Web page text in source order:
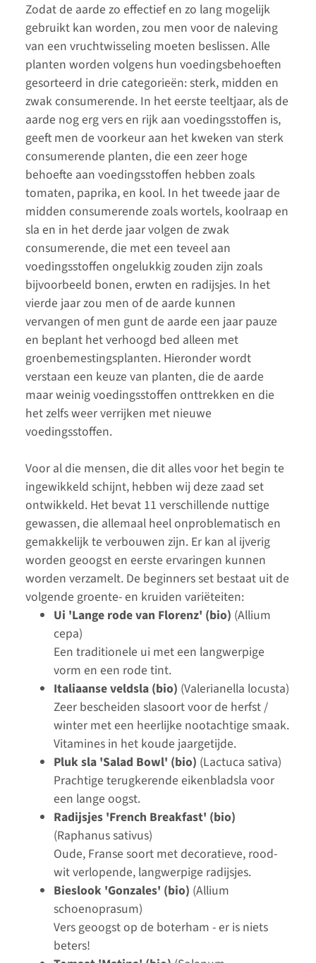
Zodat de aarde zo effectief en zo lang mogelijk
gebruikt kan worden, zou men voor de naleving
van een vruchtwisseling moeten beslissen. Alle
planten worden volgens hun voedingsbehoeften
gesorteerd in drie categorieën: sterk, midden en
zwak consumerende. In het eerste teeltjaar, als de
aarde nog erg vers en rijk aan voedingsstoffen is,
geeft men de voorkeur aan het kweken van sterk
consumerende planten, die een zeer hoge
behoefte aan voedingsstoffen hebben zoals
tomaten, paprika, en kool. In het tweede jaar de
midden consumerende zoals wortels, koolraap en
sla en in het derde jaar volgen de zwak
consumerende, die met een teveel aan
voedingsstoffen ongelukkig zouden zijn zoals
bijvoorbeeld bonen, erwten en radijsjes. In het
vierde jaar zou men of de aarde kunnen
vervangen of men gunt de aarde een jaar pauze
en beplant het verhoogd bed alleen met
groenbemestingsplanten. Hieronder wordt
verstaan een keuze van planten, die de aarde
maar weinig voedingsstoffen onttrekken en die
het zelfs weer verrijken met nieuwe
voedingsstoffen.
Voor al die mensen, die dit alles voor het begin te
ingewikkeld schijnt, hebben wij deze zaad set
ontwikkeld. Het bevat 11 verschillende nuttige
gewassen, die allemaal heel onproblematisch en
gemakkelijk te verbouwen zijn. Er kan al ijverig
worden geoogst en eerste ervaringen kunnen
worden verzamelt. De beginners set bestaat uit de
volgende groente- en kruiden variëteiten:
Ui 'Lange rode van Florenz' (bio) (Allium
cepa)
Een traditionele ui met een langwerpige
vorm en een rode tint.
Italiaanse veldsla (bio) (Valerianella locusta)
Zeer bescheiden slasoort voor de herfst /
winter met een heerlijke nootachtige smaak.
Vitamines in het koude jaargetijde.
Pluk sla 'Salad Bowl' (bio) (Lactuca sativa)
Prachtige terugkerende eikenbladsla voor
een lange oogst.
Radijsjes 'French Breakfast' (bio)
(Raphanus sativus)
Oude, Franse soort met decoratieve, rood-
wit verlopende, langwerpige radijsjes.
Bieslook 'Gonzales' (bio) (Allium
schoenoprasum)
Vers geoogst op de boterham - er is niets
beters!